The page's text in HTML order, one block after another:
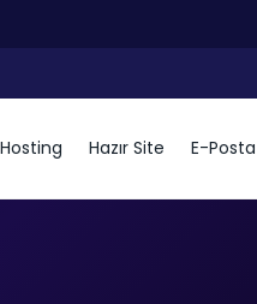
Hazır Site E-Posta